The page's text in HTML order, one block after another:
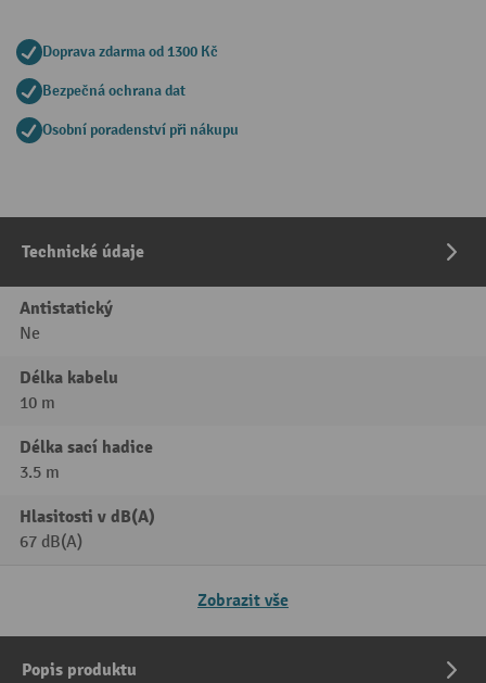
Doprava zdarma od 1300 Kč
Bezpečná ochrana dat
Osobní poradenství při nákupu
Technické údaje
Antistatický
Ne
Délka kabelu
10 m
Délka sací hadice
3.5 m
Hlasitosti v dB(A)
67 dB(A)
Zobrazit vše
Popis produktu